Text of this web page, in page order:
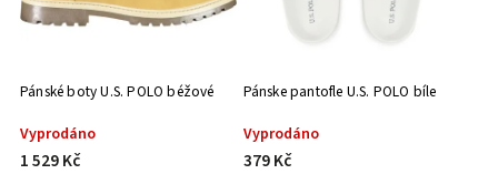
Pánské boty U.S. POLO béžové
Vyprodáno
1 529 Kč
Pánske pantofle U.S. POLO bíle
Vyprodáno
379 Kč